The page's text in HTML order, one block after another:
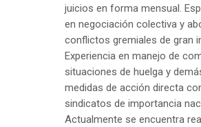
juicios en forma mensual.
en negociación colectiva y
conflictos gremiales de gran
Experiencia en manejo de
situaciones de huelga y
medidas de acción directa
sindicatos de importancia
Actualmente se encuentra